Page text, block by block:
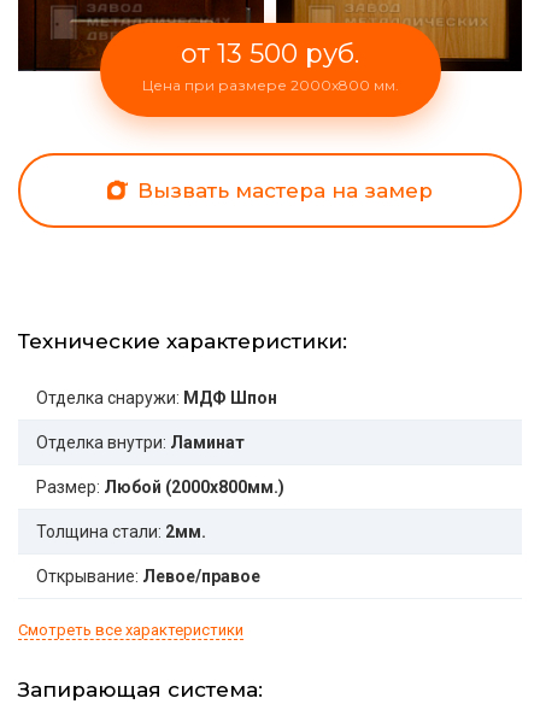
от 13 500 руб.
Цена при размере 2000x800 мм.
Вызвать мастера на замер
Технические характеристики:
Отделка снаружи: МДФ Шпон
Отделка внутри: Ламинат
Размер: Любой (2000x800мм.)
Толщина стали: 2мм.
Открывание: Левое/правое
Смотреть все характеристики
Запирающая система: